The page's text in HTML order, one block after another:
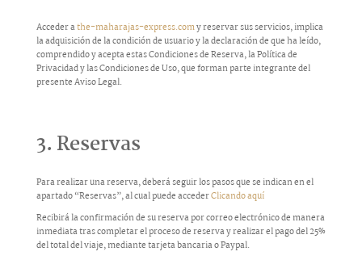
Acceder athe-maharajas-express.comy reservar sus servicios, implica
la adquisición de la condición de usuario y la declaración de que ha leído,
comprendido y acepta estas Condiciones de Reserva, la Política de
Privacidad y las Condiciones de Uso, que forman parte integrante del
presente Aviso Legal.
3. Reservas
Para realizar una reserva, deberá seguir los pasos que se indican en el
apartado “Reservas”, al cual puede accederClicando aquí
Recibirá la confirmación de su reserva por correo electrónico de manera
inmediata tras completar el proceso de reserva y realizar el pago del 25%
del total del viaje, mediante tarjeta bancaria o Paypal.